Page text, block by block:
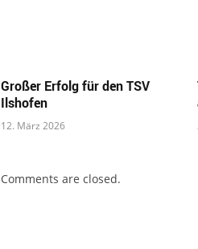
Großer Erfolg für den TSV
Ilshofen
12. März 2026
Comments are closed.